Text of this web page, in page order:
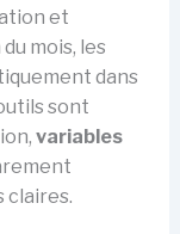
et
mois, les
dans
sont
variables
claires.